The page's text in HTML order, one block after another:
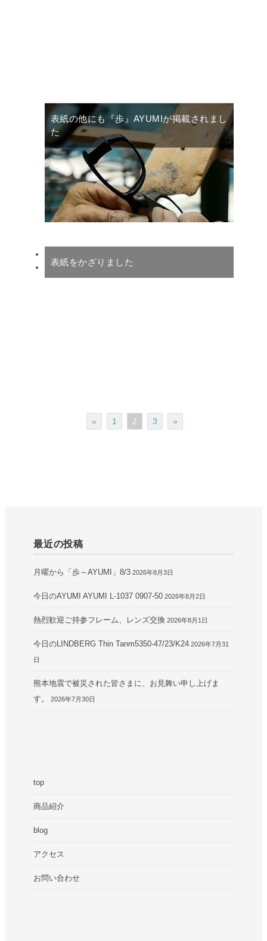
表紙の他にも『歩』AYUMIが掲載されまし
た
表紙をかざりました
« 1 2 3 »
最近の投稿
月曜から「歩～AYUMI」8/3 2026年8月3日
今日のAYUMI AYUMI L-1037 0907-50 2026年8月2日
熱烈歓迎ご持参フレーム、レンズ交換 2026年8月1日
今日のLINDBERG Thin Tanm5350-47/23/K24 2026年7月31
日
熊本地震で被災された皆さまに、お見舞い申し上げま
す。
2026年7月30日
top
商品紹介
blog
アクセス
お問い合わせ